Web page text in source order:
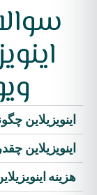
اینویزیلاین
اینویزیلاین
هزینه